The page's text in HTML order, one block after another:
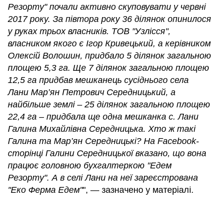
Резорту" почали активно скуповувати у червні
2017 року. За півтора року 36 ділянок опинилося
у руках трьох власників. ТОВ "Узлісся",
власником якого є Ігор Кривецький, а керівником
Олексій Волошин, придбало 5 ділянок загальною
площею 5,3 га. Ще 7 ділянок загальною площею
12,5 га придбав мешканець сусіднього села
Лани Мар’ян Петрович Середницький, а
найбільше землі – 25 ділянок загальною площею
22,4 га – придбала ще одна мешканка с. Лани
Галина Михайлівна Середницька. Хто ж такі
Галина та Мар’ян Середницькі? На Facebook-
сторінці Галини Середницької вказано, що вона
працює головною бухгалтеркою "Едем
Резорту". А в селі Лани на неї зареєстрована
"Еко Ферма Едем"", — зазначено у матеріалі.